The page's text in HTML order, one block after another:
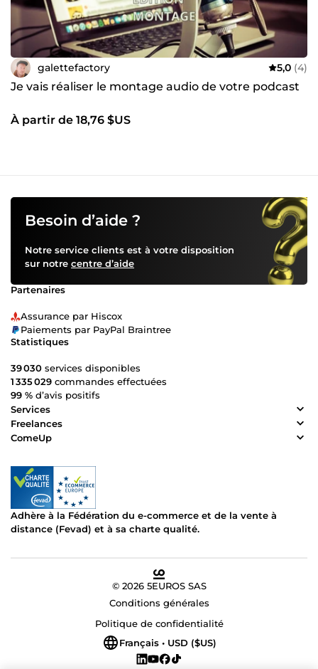
galettefactory 5,0 (4)
Je vais réaliser le montage audio de votre podcast
À partir de 18,76 $US
Besoin d’aide ?
Notre service clients est à votre disposition
sur notre centre d’aide
Partenaires
Assurance par Hiscox
Paiements par PayPal Braintree
Statistiques
39 030 services disponibles
1 335 029 commandes effectuées
99 % d’avis positifs
Services
Freelances
ComeUp
Adhère à la Fédération du e-commerce et de la vente à
distance (Fevad) et à sa charte qualité.
© 2026 5EUROS SAS
Conditions générales
Politique de confidentialité
Français • USD ($US)